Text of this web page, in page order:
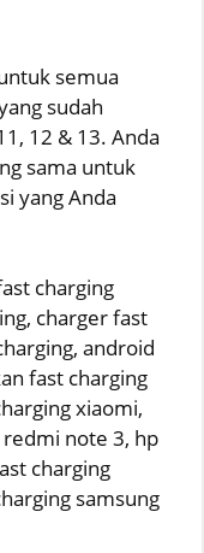
semua
sudah
12 & 13. Anda
sama untuk
yang Anda
charging
charger fast
android
fast charging
xiaomi,
note 3, hp
charging
samsung